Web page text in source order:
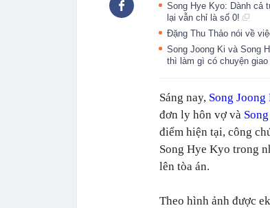
Song Hye Kyo: Dành cả
lại vẫn chỉ là số 0!
Đặng Thu Thảo nói về
Song Joong Ki và Song
thì làm gì có chuyện giao
Sáng nay, Song Joong
đơn ly hôn vợ và
điểm hiện tại, công
Song Hye Kyo trong
lên tòa án.
Theo hình ảnh được